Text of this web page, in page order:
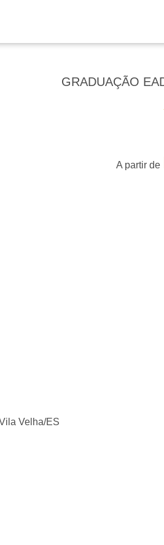
GRADUAÇÃO
A partir de
Velha/ES